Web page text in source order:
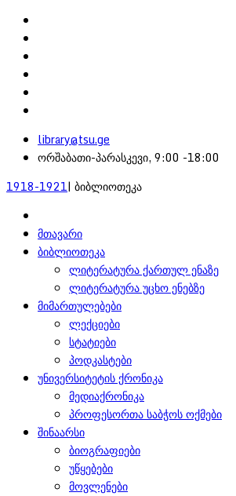
library@tsu.ge
ორშაბათი-პარასკევი, 9:00 -18:00
1918-1921| ბიბლიოთეკა
მთავარი
ბიბლიოთეკა
ლიტერატურა ქართულ ენაზე
ლიტერატურა უცხო ენებზე
მიმართულებები
ლექციები
სტატიები
პოდკასტები
უნივერსიტეტის ქრონიკა
მედიაქრონიკა
პროფესორთა საბჭოს ოქმები
შინაარსი
ბიოგრაფიები
უწყებები
მოვლენები